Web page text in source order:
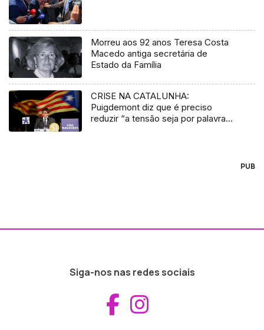
Morreu aos 92 anos Teresa Costa
Macedo antiga secretária de
Estado da Família
CRISE NA CATALUNHA:
Puigdemont diz que é preciso
reduzir “a tensão seja por palavras
PUB
Siga-nos nas redes sociais
Aceder ao